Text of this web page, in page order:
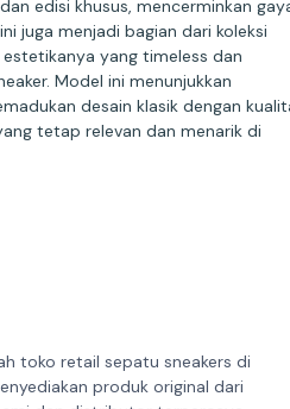
edisi khusus, mencerminkan
juga menjadi bagian dari koleksi
yang timeless dan
Model ini menunjukkan
desain klasik dengan
tetap relevan dan menarik di
toko retail sepatu sneakers di
produk original dari